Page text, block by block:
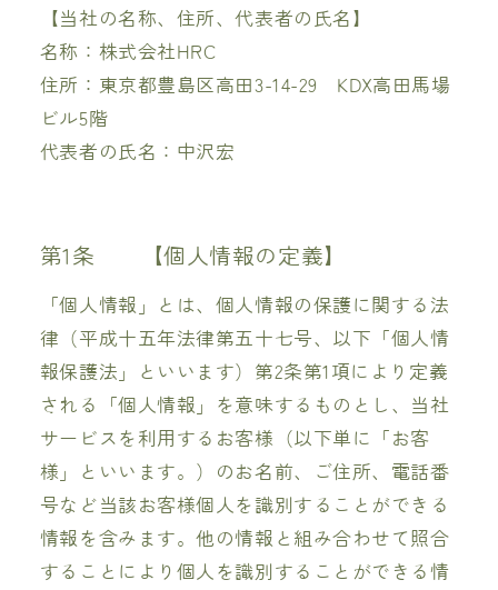
【当社の名称、住所、代表者の氏名】
名称：株式会社HRC
住所：東京都豊島区高田3-14-29 KDX高田馬場
ビル5階
代表者の氏名：中沢宏
第1条 【個人情報の定義】
「個人情報」とは、個人情報の保護に関する法
律（平成十五年法律第五十七号、以下「個人情
報保護法」といいます）第2条第1項により定義
される「個人情報」を意味するものとし、当社
サービスを利用するお客様（以下単に「お客
様」といいます。）のお名前、ご住所、電話番
号など当該お客様個人を識別することができる
情報を含みます。他の情報と組み合わせて照合
することにより個人を識別することができる情